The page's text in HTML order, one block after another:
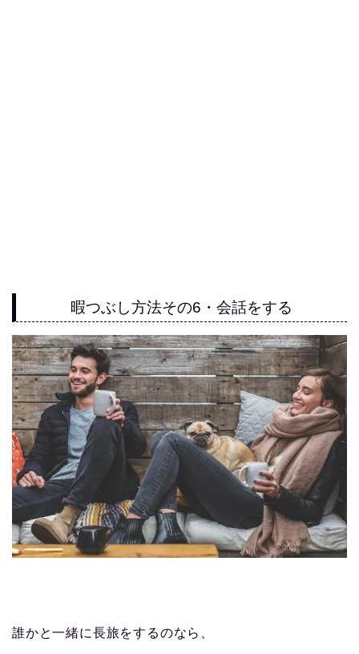
暇つぶし方法その6・会話をする
誰かと一緒に長旅をするのなら、